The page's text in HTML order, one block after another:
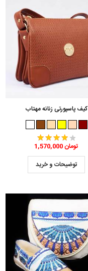
کیف پاسپورتی زنانه مهتاب
1,570,000 تومان
توضیحات و خرید